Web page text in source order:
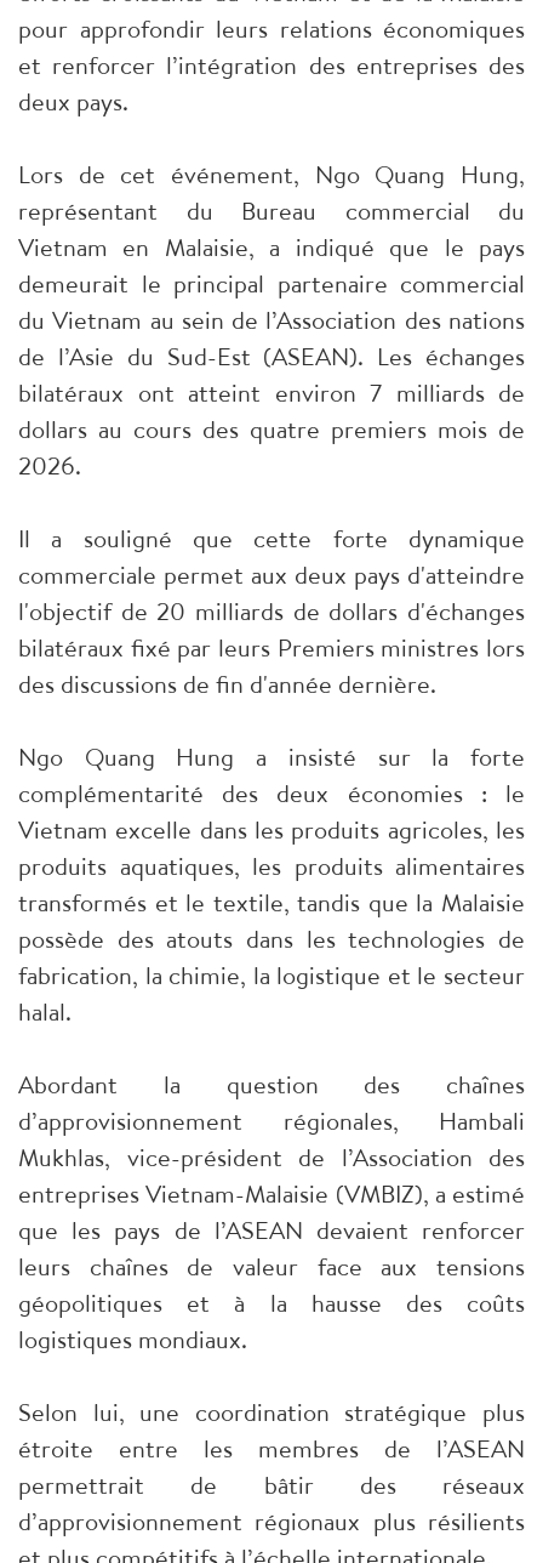
pour approfondir leurs relations économiques
et renforcer l’intégration des entreprises des
deux pays.
Lors de cet événement, Ngo Quang Hung,
représentant du Bureau commercial du
Vietnam en Malaisie, a indiqué que le pays
demeurait le principal partenaire commercial
du Vietnam au sein de l’Association des nations
de l’Asie du Sud-Est (ASEAN). Les échanges
bilatéraux ont atteint environ 7 milliards de
dollars au cours des quatre premiers mois de
2026.
Il a souligné que cette forte dynamique
commerciale permet aux deux pays d'atteindre
l'objectif de 20 milliards de dollars d'échanges
bilatéraux fixé par leurs Premiers ministres lors
des discussions de fin d'année dernière.
Ngo Quang Hung a insisté sur la forte
complémentarité des deux économies : le
Vietnam excelle dans les produits agricoles, les
produits aquatiques, les produits alimentaires
transformés et le textile, tandis que la Malaisie
possède des atouts dans les technologies de
fabrication, la chimie, la logistique et le secteur
halal.
Abordant la question des chaînes
d’approvisionnement régionales, Hambali
Mukhlas, vice-président de l’Association des
entreprises Vietnam-Malaisie (VMBIZ), a estimé
que les pays de l’ASEAN devaient renforcer
leurs chaînes de valeur face aux tensions
géopolitiques et à la hausse des coûts
logistiques mondiaux.
Selon lui, une coordination stratégique plus
étroite entre les membres de l’ASEAN
permettrait de bâtir des réseaux
d’approvisionnement régionaux plus résilients